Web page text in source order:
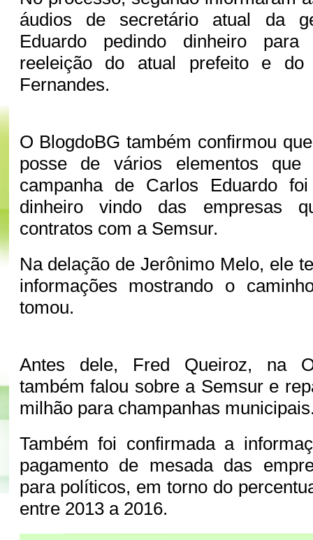
áudios de secretário atual da
Eduardo pedindo dinheiro
reeleição do atual prefeito e do
Fernandes.
O BlogdoBG também confirmou
posse de vários elementos
campanha de Carlos Eduardo
dinheiro vindo das empresas
contratos com a Semsur.
Na delação de Jerônimo Melo, ele
informações mostrando o
tomou.
Antes dele, Fred Queiroz, na
também falou sobre a Semsur e
milhão para champanhas
Também foi confirmada a
pagamento de mesada das
para políticos, em torno do
entre 2013 a 2016.